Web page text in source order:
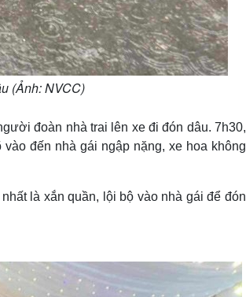
(Ảnh: NVCC)
đoàn nhà trai lên xe đi đón dâu. 7h30,
đến nhà gái ngập nặng, xe hoa không
là xắn quần, lội bộ vào nhà gái để đón